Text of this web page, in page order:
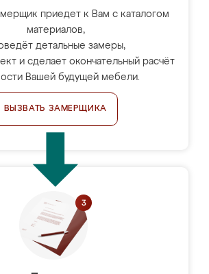
приедет к Вам с каталогом
материалов,
детальные замеры,
и сделает окончательный расчёт
Вашей будущей мебели.
ВЫЗВАТЬ ЗАМЕРЩИКА